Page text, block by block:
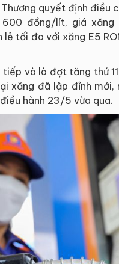
quyết định điều
đồng/lít, giá
tối đa với xăng E5
và là đợt tăng thứ
xăng đã lập đỉnh mới,
hành 23/5 vừa qua.